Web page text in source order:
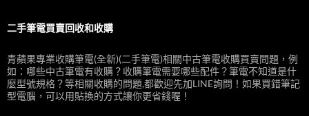
字:
二手筆電買賣回收和收購
青蘋果專業收購筆電(全新)(二手筆電)相關中古筆電收購買賣問題，例
如：哪些中古筆電有收購？收購筆電需要哪些配件？筆電不知道是什
麼型號規格？等相關收購的問題,都歡迎先加LINE詢問！如果買錯筆記
型電腦，可以用貼換的方式讓你更省錢喔！